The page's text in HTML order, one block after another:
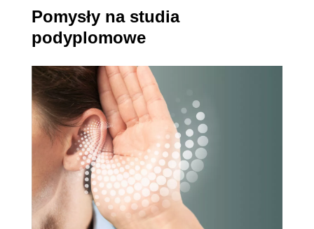
Pomysły na studia
podyplomowe